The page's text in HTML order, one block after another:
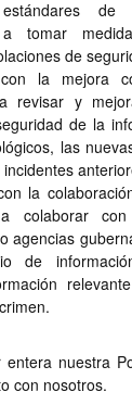
de
a tomar
de
con la mejora
revisar y
de la
las
la
colaborar
agencias
de
entera nuestra
con nosotros.